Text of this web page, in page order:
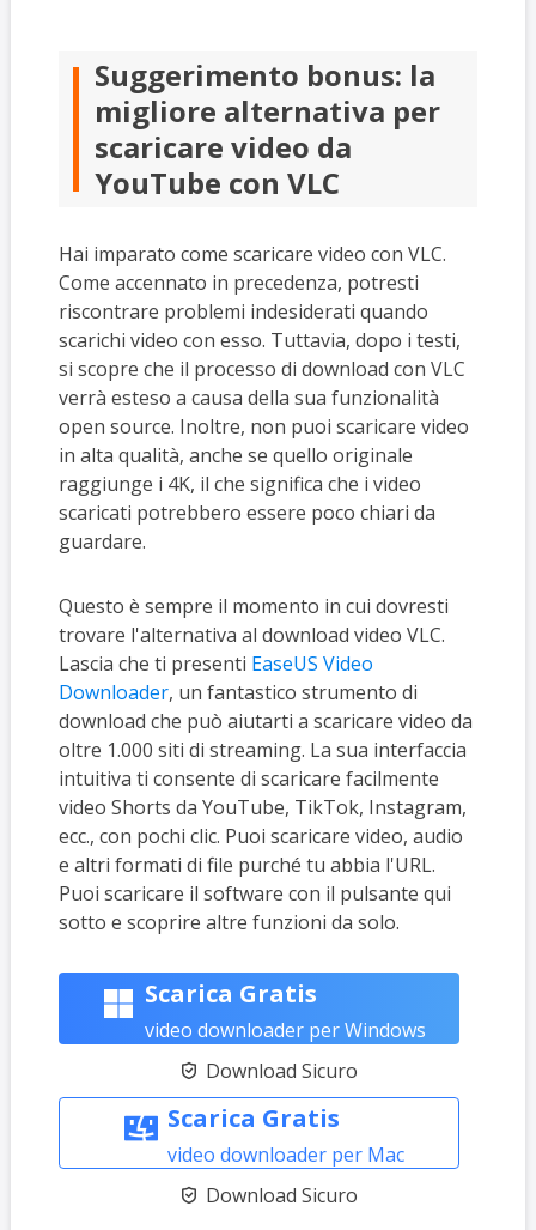
Suggerimento bonus: la
migliore alternativa per
scaricare video da
YouTube con VLC
Hai imparato come scaricare video con VLC.
Come accennato in precedenza, potresti
riscontrare problemi indesiderati quando
scarichi video con esso. Tuttavia, dopo i testi,
si scopre che il processo di download con VLC
verrà esteso a causa della sua funzionalità
open source. Inoltre, non puoi scaricare video
in alta qualità, anche se quello originale
raggiunge i 4K, il che significa che i video
scaricati potrebbero essere poco chiari da
guardare.
Questo è sempre il momento in cui dovresti
trovare l'alternativa al download video VLC.
Lascia che ti presenti EaseUS Video
Downloader, un fantastico strumento di
download che può aiutarti a scaricare video da
oltre 1.000 siti di streaming. La sua interfaccia
intuitiva ti consente di scaricare facilmente
video Shorts da YouTube, TikTok, Instagram,
ecc., con pochi clic. Puoi scaricare video, audio
e altri formati di file purché tu abbia l'URL.
Puoi scaricare il software con il pulsante qui
sotto e scoprire altre funzioni da solo.
Scarica Gratis
video downloader per Windows
 Download Sicuro
Scarica Gratis
video downloader per Mac
 Download Sicuro